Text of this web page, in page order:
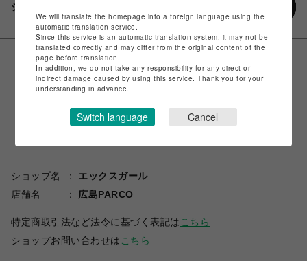
シェアする
ショップ名
エックスガール
店舗名
広島PARCO
特定商取引法など法令に基づく表記は こちら
ショップお問い合わせは こちら
We will translate the homepage into a foreign language using the
automatic translation service.
Since this service is an automatic translation system, it may not be
translated correctly and may differ from the original content of the
page before translation.
In addition, we do not take any responsibility for any direct or
indirect damage caused by using this service. Thank you for your
understanding in advance.
Switch language Cancel